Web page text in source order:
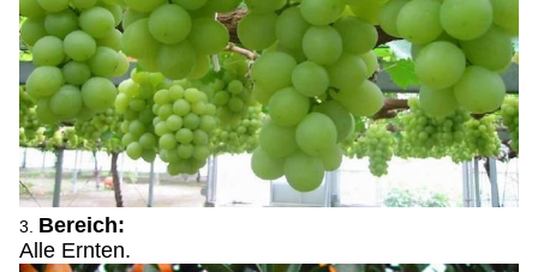
3. Bereich:
Alle Ernten.